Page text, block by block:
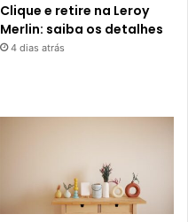
Clique e retire na Leroy
Merlin: saiba os detalhes
4 dias atrás